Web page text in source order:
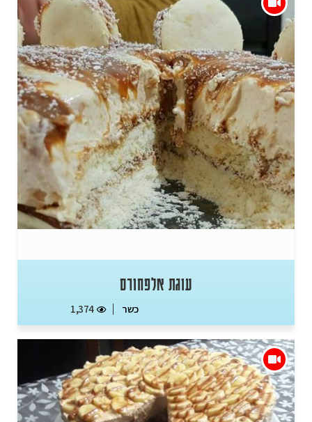
עוגת אלפחורס
כשר 1,374